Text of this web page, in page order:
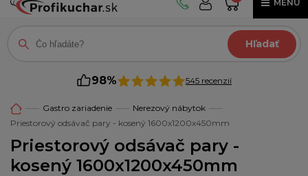
MENU
Hľadať
98% 545 recenzií
Gastro zariadenie
Nerezový nábytok
Priestorový odsávač pary - kosený 1600x1200x450mm
Priestorový odsávač pary -
kosený 1600x1200x450mm